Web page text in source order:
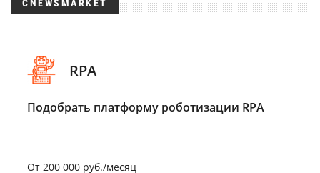
CNEWSMARKET
RPA
Подобрать платформу роботизации RPA
От 200 000 руб./месяц